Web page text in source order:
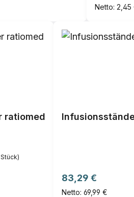
Netto: 2,45
ratiomed
Regulärer Preis:
83,29 €
Netto: 69,99 €